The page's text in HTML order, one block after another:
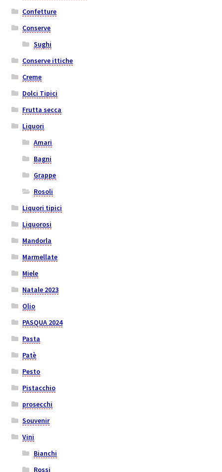
Confetture
Conserve
Sughi
Conserve ittiche
Creme
Dolci Tipici
Frutta secca
Liquori
Amari
Bagni
Grappe
Rosoli
Liquori tipici
Liquorosi
Mandorla
Marmellate
Miele
Natale 2023
Olio
PASQUA 2024
Pasta
Patè
Pesto
Pistacchio
prosecchi
Souvenir
Vini
Bianchi
Rossi